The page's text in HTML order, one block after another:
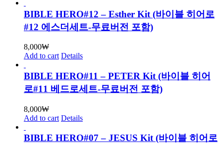
BIBLE HERO#12 – Esther Kit (바이블 히어로
#12 에스더세트-무료버전 포함)
8,000₩
Add to cart Details
BIBLE HERO#11 – PETER Kit (바이블 히어
로#11 베드로세트-무료버전 포함)
8,000₩
Add to cart Details
BIBLE HERO#07 – JESUS Kit (바이블 히어로